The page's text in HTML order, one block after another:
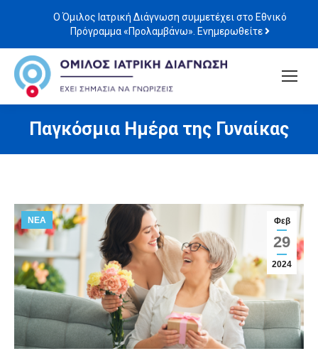
Ο Όμιλος Ιατρική Διάγνωση συμμετέχει στο Εθνικό
Πρόγραμμα «Προλαμβάνω». Ενημερωθείτε
Παγκόσμια Ημέρα της Γυναίκας
Φεβ
29
2024
ΝΕΑ